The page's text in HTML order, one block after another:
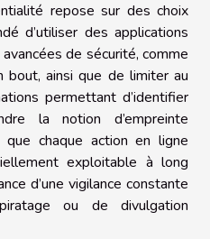
repose sur des choix
d’utiliser des applications
de sécurité, comme
ainsi que de limiter au
permettant d’identifier
la notion d’empreinte
que chaque action en ligne
exploitable à long
d’une vigilance constante
ou de divulgation